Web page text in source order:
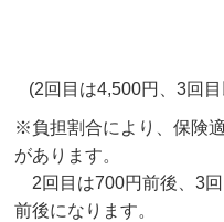
(2回目は4,500円、3回
※負担割合により、保険
があります。
2回目は700円前後、3
前後になります。